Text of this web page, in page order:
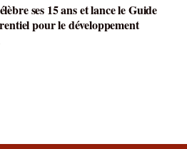
ses 15 ans et lance le Guide
pour le développement